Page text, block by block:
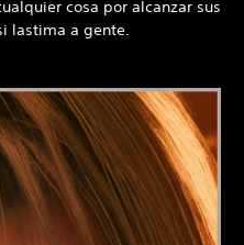
cosa por alcanzar sus
lastima a gente.